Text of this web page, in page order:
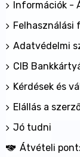
Aktív
Citrus
Csipkebogyó
Hidroxipropil-
Kalcium-
Mikrokristályos
Kalcium-
Információk -
Felhasználási
Adatvédelmi
CIB
Kérdések és
Elállás a
Jó tudni
Átvételi